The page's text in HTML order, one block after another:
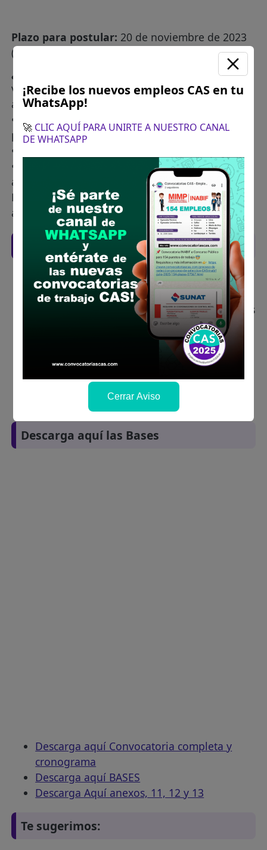
Plazo para postular: 20 de noviembre de 2023
(desde las 08:30 hasta las 16:30 horas)
¿Como postular?:
Postular por la plataforma
virtual de convocatorias CASPOSTULA AQUÍ
adjuntar los siguientes documentos:
• Anexo N° 11: Carta de presentación del
postulante
• Anexo N° 12: Declaración jurada del postulante
• Anexo N° 13: Declaración jurada de
antecedentes penales, policiales y judiciales.
Los anexos deberán ser cargados en un (01) solo
archivo PDF.
Recomendaciones para postular
Descarga y revisa a detalle las bases del
concurso público
Antes de postular, verifica si cumples con los
requisitos para el puesto
Prepara tu documentación y presentalo en
la fechas y por los medios que indica las
Revisar el cronograma para conocer cuando
se publicará los resultados
Descarga aquí las Bases
Descarga aquí Convocatoria completa y
cronograma
Descarga aquí BASES
Descarga Aquí anexos, 11, 12 y 13
Te sugerimos:
¡Recibe los nuevos empleos CAS en tu
WhatsApp!
🚀 CLIC AQUÍ PARA UNIRTE A NUESTRO CANAL
DE WHATSAPP
Cerrar Aviso